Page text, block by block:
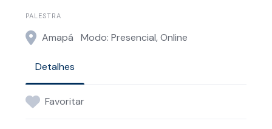
PALESTRA
Amapá Modo: Presencial, Online
Detalhes
Favoritar